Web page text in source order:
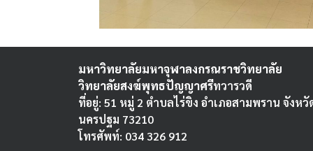
มหาวิทยาลัยมหาจุฬาลงกรณราชวิทยาลัย
วิทยาลัยสงฆ์พุทธปัญญาศรีทวารวดี
ที่อยู่: 51 หมู่ 2 ตำบลไร่ขิง อำเภอสามพราน จังหวั
นครปฐม 73210
โทรศัพท์: 034 326 912